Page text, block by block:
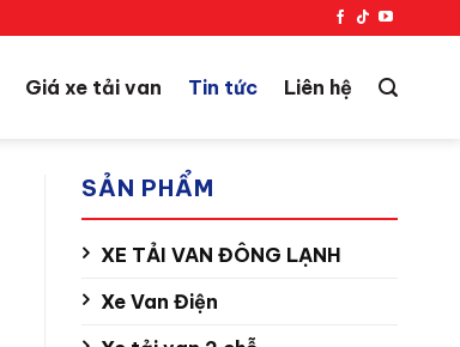
Giá xe tải van Tin tức Liên hệ
SẢN PHẨM
XE TẢI VAN ĐÔNG LẠNH
Xe Van Điện